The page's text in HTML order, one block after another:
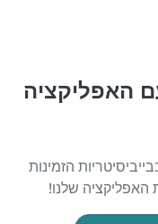
האפליקציה
הזמינות
שלנו!